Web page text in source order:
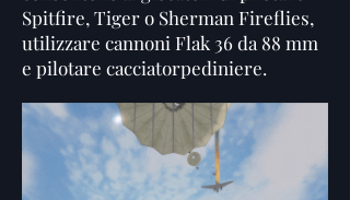
Spitfire, Tiger o Sherman Fireflies,
utilizzare cannoni Flak 36 da 88 mm
e pilotare cacciatorpediniere.